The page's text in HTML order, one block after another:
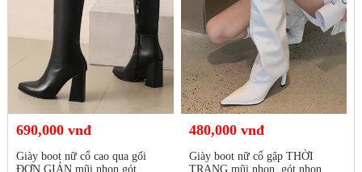
690,000 vnđ
Giày boot nữ cổ cao qua gối
ĐƠN GIẢN mũi nhọn gót
480,000 vnđ
Giày boot nữ cổ gập THỜI
TRANG mũi nhọn, gót nhọn